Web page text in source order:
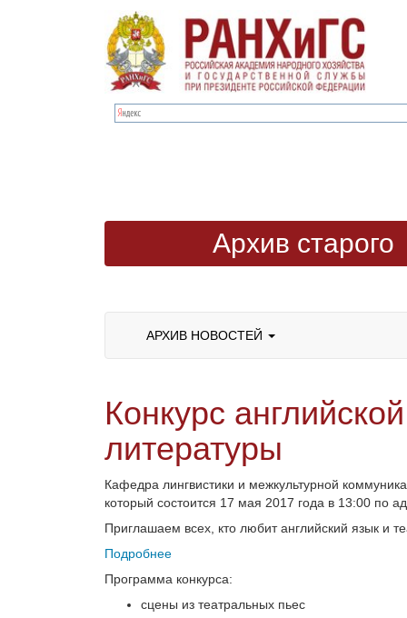
Архив старого
АРХИВ НОВОСТЕЙ
Конкурс
литературы
Кафедра лингвистики и межкультурной
который состоится 17 мая 2017 года в 13:00 по
Приглашаем всех, кто любит английский язык и
Подробнее
Программа конкурса:
сцены из театральных пьес